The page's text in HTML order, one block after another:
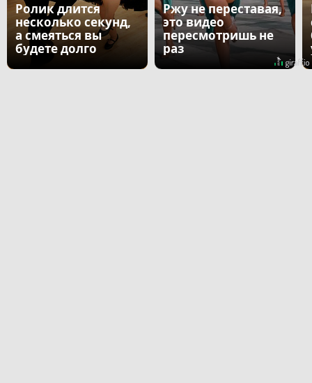
Ролик длится
несколько секунд,
а смеяться вы
будете долго
Ржу не переставая,
это видео
пересмотришь не
раз